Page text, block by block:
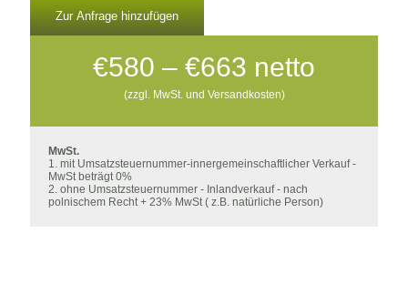
Zur Anfrage hinzufügen
€580 – €663 Preisspanne:
€580
bis
netto
(zzgl. MwSt. und Versandkosten)
MwSt.
1. mit Umsatzsteuernummer-innergemeinschaftlicher Verkauf -
MwSt beträgt 0%
2. ohne Umsatzsteuernummer - Inlandverkauf - nach
polnischem Recht + 23% MwSt ( z.B. natürliche Person)